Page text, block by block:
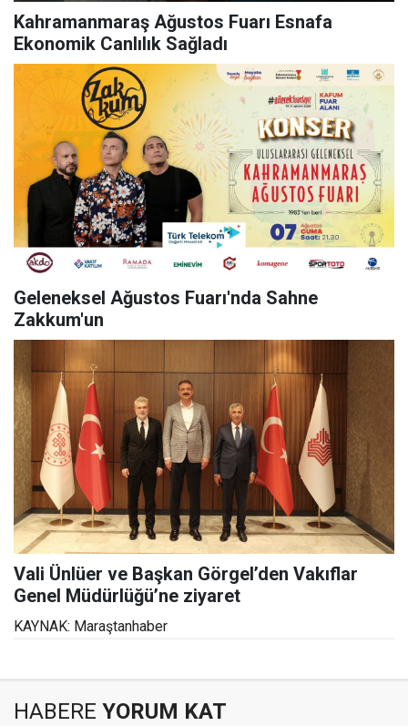
Kahramanmaraş Ağustos Fuarı Esnafa
Ekonomik Canlılık Sağladı
Geleneksel Ağustos Fuarı'nda Sahne
Zakkum'un
Vali Ünlüer ve Başkan Görgel’den Vakıflar
Genel Müdürlüğü’ne ziyaret
KAYNAK: Maraştanhaber
HABERE YORUM KAT